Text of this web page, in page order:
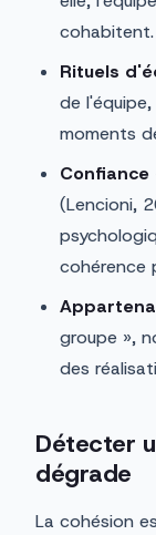
cohabitent.
Rituels
de
moments
Confiance
(Lencioni,
cohérence
groupe »,
des
Détecter
dégrade
La cohésion